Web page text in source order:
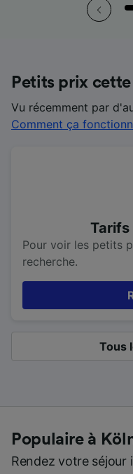
Petits prix
Vu récemment par
Comment ça
Tarifs
Pour voir les petits
recherche.
Tous
Populaire à
Rendez votre séjour